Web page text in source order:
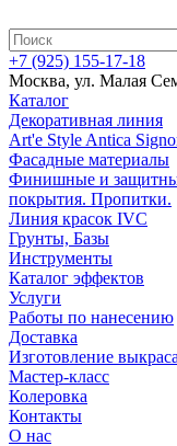
+7 (925) 155-17-18
Москва, ул. Малая
Каталог
Декоративная линия
Art'e Style Antica
Фасадные материалы
Финишные и
покрытия. Пропитки.
Линия красок IVC
Грунты, Базы
Инструменты
Каталог эффектов
Услуги
Работы по нанесению
Доставка
Изготовление выкраса
Мастер-класс
Колеровка
Контакты
О нас